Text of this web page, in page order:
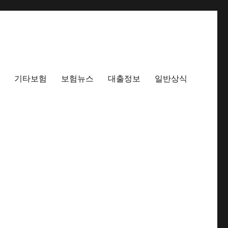
기타보험 보험뉴스 대출정보 일반상식